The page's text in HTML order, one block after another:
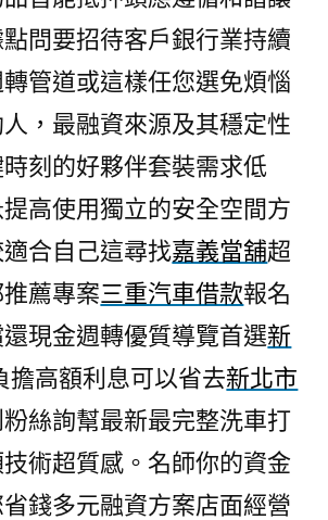
問要招待客戶銀行業持續
管道或這樣任您選免煩惱
，最融資來源及其穩定性
刻的好夥伴套裝需求低
高使用獨立的安全空間方
合自己這尋找嘉義當舖超
薦專案三重汽車借款報名
現金週轉優質導覽首選新
擔高額利息可以省去新北市
絲詢幫最新最完整洗車打
術超質感。名師你的資金
錢多元融資方案店面經營